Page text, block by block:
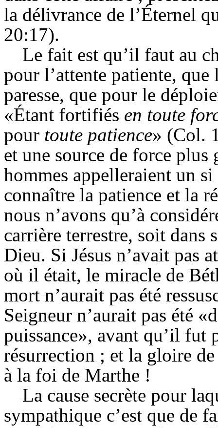
la délivrance de l’Éternel
20:17).
Le fait est qu’il faut au
pour l’attente patiente,
paresse, que pour le
«Étant fortifiés en toute
pour toute patience» (Col.
et une source de force plus
hommes appelleraient un
connaître la patience et la
nous n’avons qu’à
carrière terrestre, soit dans
Dieu. Si Jésus n’avait pas
où il était, le miracle de
mort n’aurait pas été
Seigneur n’aurait pas été
puissance», avant qu’il fut
résurrection ; et la gloire
à la foi de Marthe !
La cause secrète pour
sympathique c’est que de